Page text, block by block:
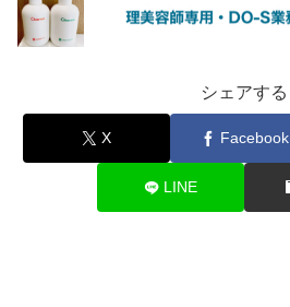
シェアする
X Facebook
LINE